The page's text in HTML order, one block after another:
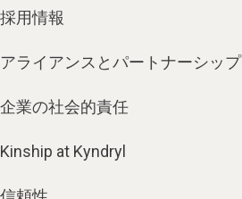
採用情報
アライアンスとパートナーシップ
企業の社会的責任
Kinship at Kyndryl